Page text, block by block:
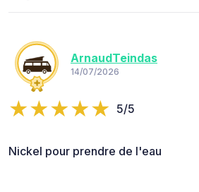
ArnaudTeindas
14/07/2026
5/5
Nickel pour prendre de l'eau